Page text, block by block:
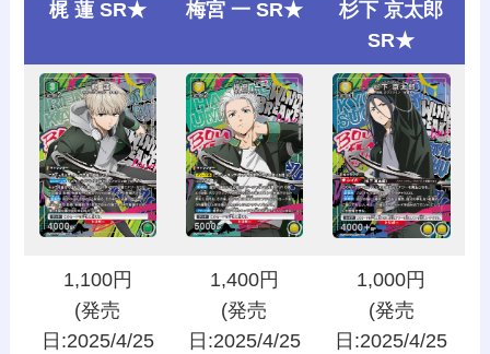
梶 蓮 SR★ 梅宮 一 SR★
杉下 京太郎
SR★
1,100円
(発売
日:2025/4/25
1,400円
(発売
日:2025/4/25
1,000円
(発売
日:2025/4/25